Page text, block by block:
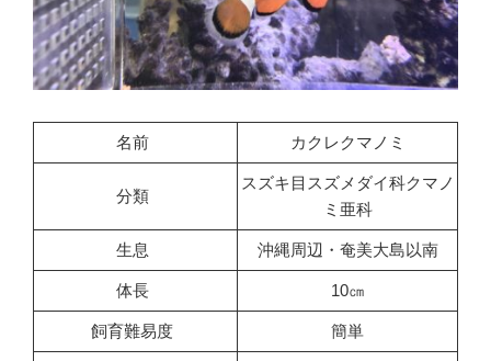
名前 カクレクマノミ
分類
スズキ目スズメダイ科クマノ
ミ亜科
生息 沖縄周辺・奄美大島以南
体長 10㎝
飼育難易度 簡単